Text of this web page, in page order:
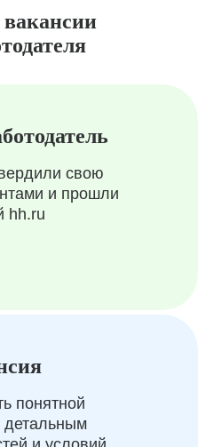
свою
и прошли
hh.ru
понятной
детальным